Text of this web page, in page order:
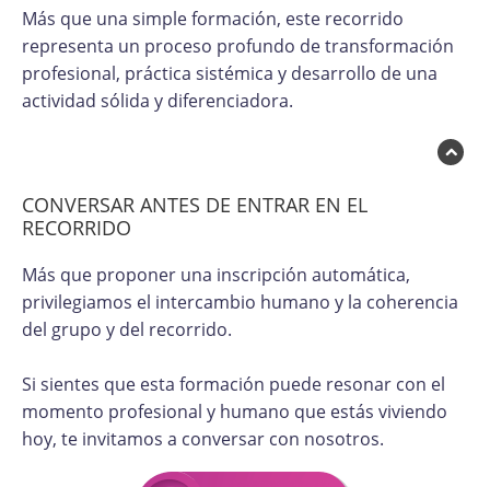
Más que una simple formación, este recorrido
representa un proceso profundo de transformación
profesional, práctica sistémica y desarrollo de una
actividad sólida y diferenciadora.
CONVERSAR ANTES DE ENTRAR EN EL
RECORRIDO
Más que proponer una inscripción automática,
privilegiamos el intercambio humano y la coherencia
del grupo y del recorrido.
Si sientes que esta formación puede resonar con el
momento profesional y humano que estás viviendo
hoy, te invitamos a conversar con nosotros.